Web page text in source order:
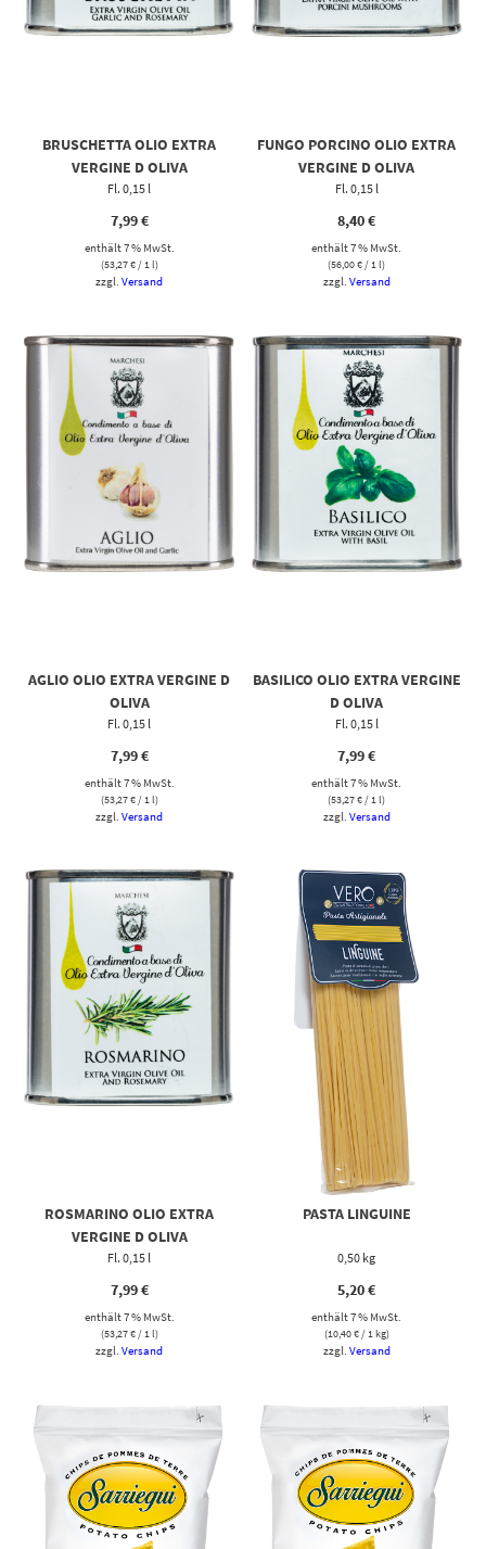
BRUSCHETTA OLIO EXTRA
VERGINE D OLIVA
Fl. 0,15 l
7,99€
enthält 7 % MwSt.
(53,27€/ 1 l)
zzgl.Versand
FUNGO PORCINO OLIO EXTRA
VERGINE D OLIVA
Fl. 0,15 l
8,40€
enthält 7 % MwSt.
(56,00€/ 1 l)
zzgl. Versand
AGLIO OLIO EXTRA VERGINE D
OLIVA
Fl. 0,15 l
7,99€
enthält 7 % MwSt.
(53,27€/ 1 l)
zzgl.Versand
BASILICO OLIO EXTRA VERGINE
D OLIVA
Fl. 0,15 l
7,99€
enthält 7 % MwSt.
(53,27€ / 1 l)
zzgl. Versand
ROSMARINO OLIO EXTRA
VERGINE D OLIVA
Fl. 0,15 l
7,99€
enthält 7 % MwSt.
(53,27€/ 1 l)
zzgl.Versand
PASTA LINGUINE
0,50 kg
5,20€
enthält 7 % MwSt.
(10,40€/ 1 kg)
zzgl. Versand